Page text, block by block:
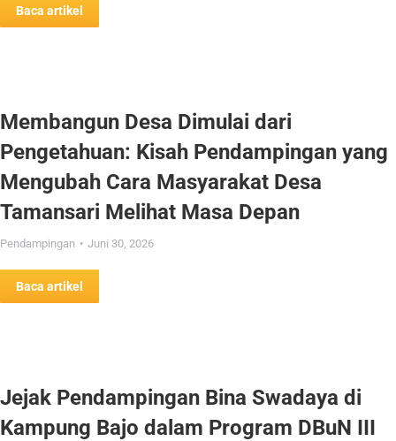
Baca artikel
Membangun Desa Dimulai dari
Pengetahuan: Kisah Pendampingan yang
Mengubah Cara Masyarakat Desa
Tamansari Melihat Masa Depan
Pendampingan Juni 30, 2026
Baca artikel
Jejak Pendampingan Bina Swadaya di
Kampung Bajo dalam Program DBuN III